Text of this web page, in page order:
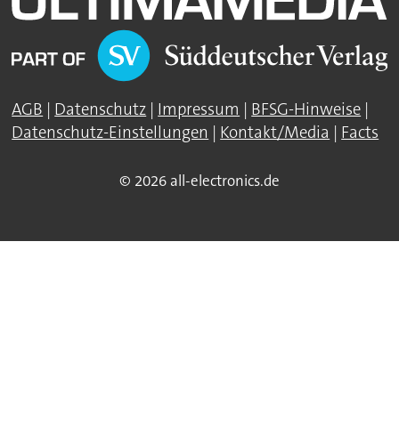
AGB | Datenschutz | Impressum | BFSG-Hinweise |
Datenschutz-Einstellungen | Kontakt/Media | Facts
© 2026 all-electronics.de